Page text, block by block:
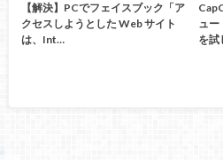
【解決】PCでフェイスブック「ア
クセスしようとした Web サイト
は、Int…
ュー
を